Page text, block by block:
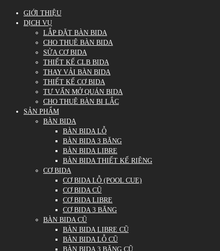
GIỚI THIỆU
DỊCH VỤ
LẮP ĐẶT BÀN BIDA
CHO THUÊ BÀN BIDA
SỬA CƠ BIDA
THIẾT KẾ CLB BIDA
THAY VẢI BÀN BIDA
THIẾT KẾ CƠ BIDA
TƯ VẤN MỞ QUÁN BIDA
CHO THUÊ BÀN BI LẮC
SẢN PHẨM
BÀN BIDA
BÀN BIDA LỖ
BÀN BIDA 3 BĂNG
BÀN BIDA LIBRE
BÀN BIDA THIẾT KẾ RIÊNG
CƠ BIDA
CƠ BIDA LỖ (POOL CUE)
CƠ BIDA CŨ
CƠ BIDA LIBRE
CƠ BIDA 3 BĂNG
BÀN BIDA CŨ
BÀN BIDA LIBRE CŨ
BÀN BIDA LỖ CŨ
BÀN BIDA 3 BĂNG CŨ